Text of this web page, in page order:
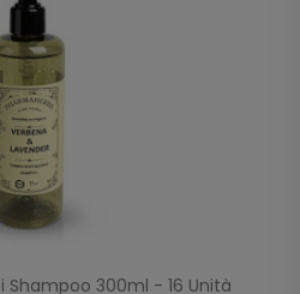
Shampoo 300ml - 16 Unità